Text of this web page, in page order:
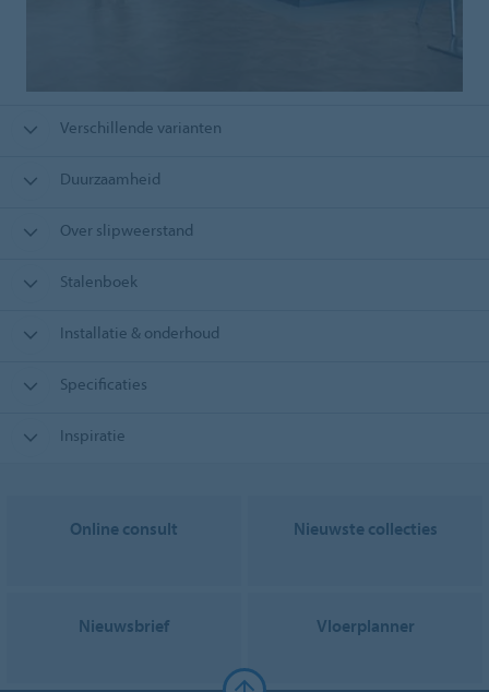
Verschillende varianten
Duurzaamheid
Over slipweerstand
Stalenboek
Installatie & onderhoud
Specificaties
Inspiratie
Online consult Nieuwste collecties
Nieuwsbrief Vloerplanner